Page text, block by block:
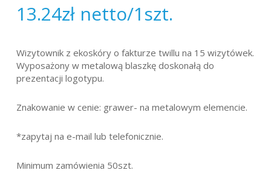
13.24zł netto/1szt.
Wizytownik z ekoskóry o fakturze twillu na 15 wizytówek.
Wyposażony w metalową blaszkę doskonałą do
prezentacji logotypu.
Znakowanie w cenie: grawer- na metalowym elemencie.
*zapytaj na e-mail lub telefonicznie.
Minimum zamówienia 50szt.